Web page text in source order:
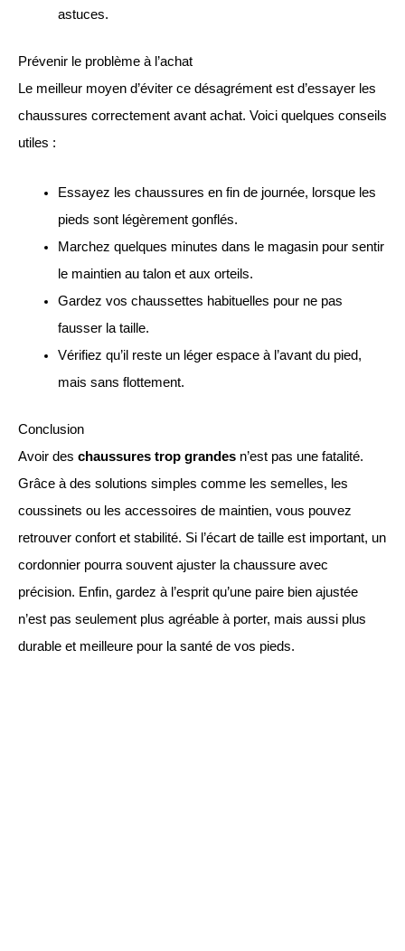
astuces.
Prévenir le problème à l’achat
Le meilleur moyen d’éviter ce désagrément est d’essayer les
chaussures correctement avant achat. Voici quelques conseils
utiles :
Essayez les chaussures en fin de journée, lorsque les
pieds sont légèrement gonflés.
Marchez quelques minutes dans le magasin pour sentir
le maintien au talon et aux orteils.
Gardez vos chaussettes habituelles pour ne pas
fausser la taille.
Vérifiez qu’il reste un léger espace à l’avant du pied,
mais sans flottement.
Conclusion
Avoir des chaussures trop grandes n’est pas une fatalité.
Grâce à des solutions simples comme les semelles, les
coussinets ou les accessoires de maintien, vous pouvez
retrouver confort et stabilité. Si l’écart de taille est important, un
cordonnier pourra souvent ajuster la chaussure avec
précision. Enfin, gardez à l’esprit qu’une paire bien ajustée
n’est pas seulement plus agréable à porter, mais aussi plus
durable et meilleure pour la santé de vos pieds.